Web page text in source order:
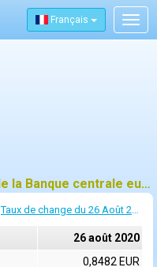
Français
Taux de change de reference de la Banque centrale europeenne (BCE) pour 26 août 2020
Taux de change du 26 Août 2020
26 août 2020
0,8482 EUR